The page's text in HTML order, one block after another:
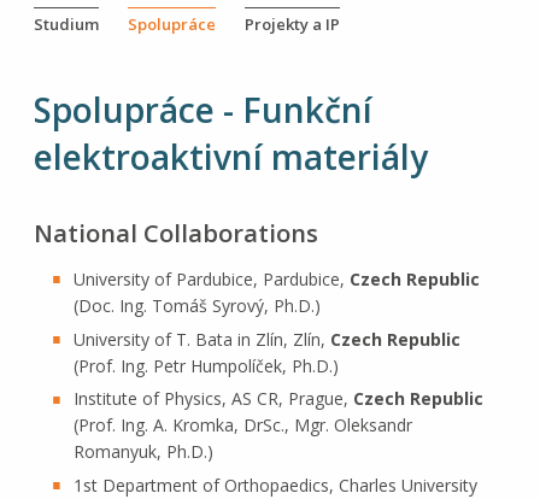
Studium Spolupráce Projekty a IP
Spolupráce - Funkční
elektroaktivní materiály
National Collaborations
University of Pardubice, Pardubice, Czech Republic
(Doc. Ing. Tomáš Syrový, Ph.D.)
University of T. Bata in Zlín, Zlín, Czech Republic
(Prof. Ing. Petr Humpolíček, Ph.D.)
Institute of Physics, AS CR, Prague, Czech Republic
(Prof. Ing. A. Kromka, DrSc., Mgr. Oleksandr
Romanyuk, Ph.D.)
1st Department of Orthopaedics, Charles University